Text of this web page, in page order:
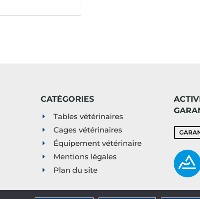
CATÉGORIES
Tables vétérinaires
Cages vétérinaires
Équipement vétérinaire
Mentions légales
Plan du site